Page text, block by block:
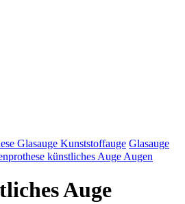
Glasauge Kunststoffauge Glasauge
künstliches Auge Augen
Auge